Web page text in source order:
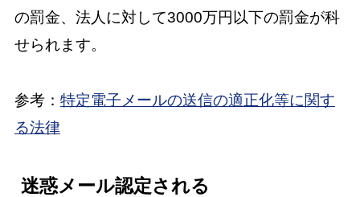
の罰金、法人に対して3000万円以下の罰金が科
せられます。
参考： 特定電子メールの送信の適正化等に関す
る法律
迷惑メール認定される